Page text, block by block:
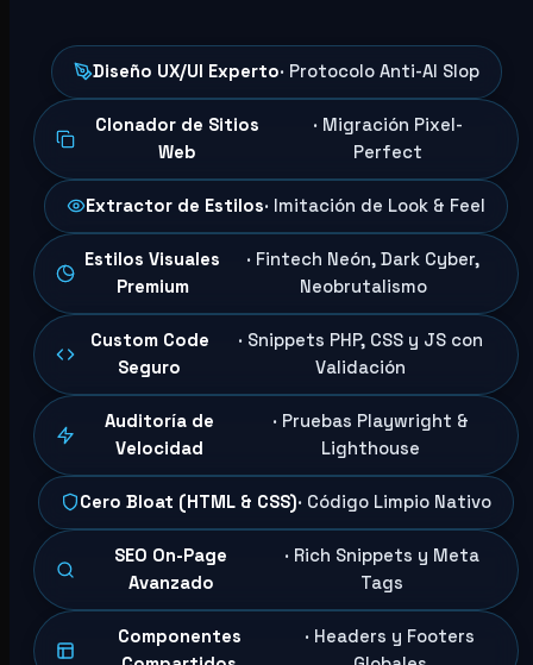
Diseño UX/UI Experto· Protocolo Anti-AI Slop
Clonador de Sitios
Web
· Migración Pixel-
Perfect
Extractor de Estilos· Imitación de Look & Feel
Estilos Visuales
Premium
· Fintech Neón, Dark Cyber,
Neobrutalismo
Custom Code
Seguro
· Snippets PHP, CSS y JS con
Validación
Auditoría de
Velocidad
· Pruebas Playwright &
Lighthouse
Cero Bloat (HTML & CSS)· Código Limpio Nativo
SEO On-Page
Avanzado
· Rich Snippets y Meta
Tags
Componentes
· Headers y Footers